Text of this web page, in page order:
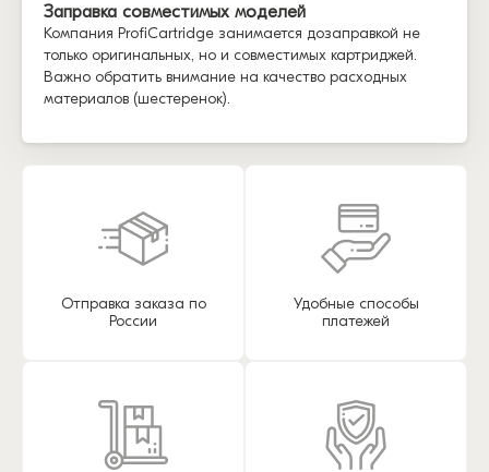
Заправка совместимых моделей
Компания ProfiCartridge занимается дозаправкой не
только оригинальных, но и совместимых картриджей.
Важно обратить внимание на качество расходных
материалов (шестеренок).
Отправка заказа по
России
Удобные способы
платежей